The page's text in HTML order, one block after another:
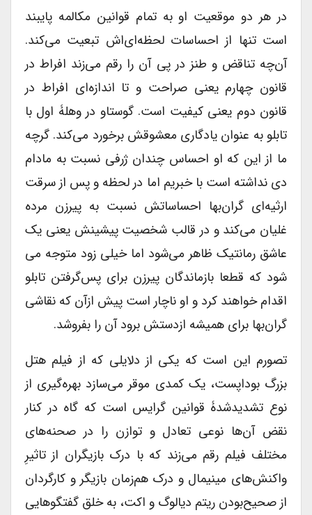
در هر دو موقعیت او به تمام قوانین مکالمه پایبند
است تنها از احساسات لحظه‌ای‌اش تبعیت می‌کند.
آن‌چه تناقض و طنز در پی آن را رقم می‌زند افراط در
قانون چهارم یعنی صراحت و تا اندازه‌ای افراط در
قانون دوم یعنی کیفیت است. گوستاو در وهلۀ اول با
تابلو به عنوان یادگاری معشوقش برخورد می‌کند. گرچه
ما از این که او احساس چندان ژرفی نسبت به مادام
دی نداشته است با خبریم اما در لحظه و پس از سرقت
ارثیه‌ای گران‌بها احساساتش نسبت به پیرزن مرده
غلیان می‌کند و در قالب شخصیت پیشینش یعنی یک
عاشق رمانتیک ظاهر می‌شود اما خیلی زود متوجه می
شود که قطعا بازماندگان پیرزن برای پس‌گرفتن تابلو
اقدام خواهند کرد و او ناچار است پیش ازآن که نقاشی
گران‌بها برای همیشه ازدستش‌ برود آن را بفروشد.
تصورم این است که یکی از دلایلی که از فیلم هتل
بزرگ بوداپست، یک کمدی موقر می‌سازد بهره‌گیری از
نوع تشدیدشدۀ قوانین گرایس است که گاه در کنار
نقض آن‌ها نوعی تعادل و توازن را در صحنه‌های
مختلف فیلم رقم می‌زند که با درک بازیگران از تاثیرِ
واکنش‌های مینیمال و درک هم‌زمان بازیگر و کارگردان
از صحیح‌بودن ریتم دیالوگ و اکت، به خلق گفتگوهایی